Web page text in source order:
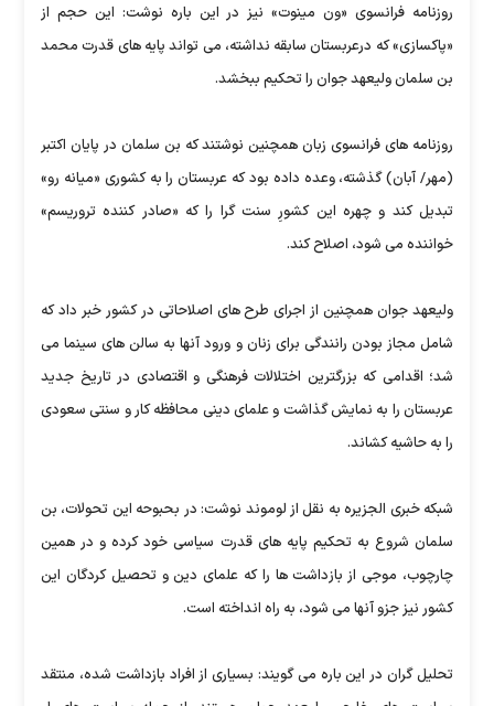
روزنامه فرانسوی «ون مینوت» نیز در این باره نوشت: این حجم از
«پاکسازی» که درعربستان سابقه نداشته، می تواند پایه های قدرت محمد
بن سلمان ولیعهد جوان را تحکیم ببخشد.
روزنامه های فرانسوی زبان همچنین نوشتند که بن سلمان در پایان اکتبر
(مهر/ آبان) گذشته، وعده داده بود که عربستان را به کشوری «میانه رو»
تبدیل کند و چهره این کشورِ سنت گرا را که «صادر کننده تروریسم»
خواننده می شود، اصلاح کند.
ولیعهد جوان همچنین از اجرای طرح های اصلاحاتی در کشور خبر داد که
شامل مجاز بودن رانندگی برای زنان و ورود آنها به سالن های سینما می
شد؛ اقدامی که بزرگترین اختلالات فرهنگی و اقتصادی در تاریخ جدید
عربستان را به نمایش گذاشت و علمای دینی محافظه کار و سنتی سعودی
را به حاشیه کشاند.
شبکه خبری الجزیره به نقل از لوموند نوشت: در بحبوحه این تحولات، بن
سلمان شروع به تحکیم پایه های قدرت سیاسی خود کرده و در همین
چارچوب، موجی از بازداشت ها را که علمای دین و تحصیل کردگان این
کشور نیز جزو آنها می شود، به راه انداخته است.
تحلیل گران در این باره می گویند: بسیاری از افراد بازداشت شده، منتقد